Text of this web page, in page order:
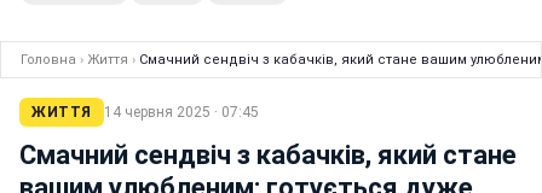
Головна › Життя › Смачний сендвіч з кабачків, який стане вашим
ЖИТТЯ 14 червня 2025 · 07:45
Смачний сендвіч з кабачків, який стане